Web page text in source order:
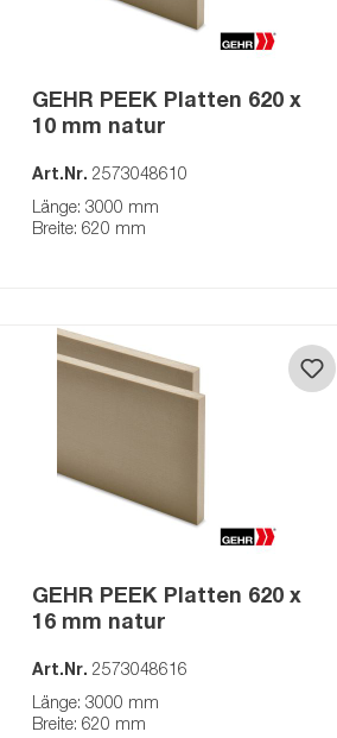
Schweissdraht
GEHR PEEK Platten 620 x
10 mm natur
Art.Nr. 2573048610
Länge: 3000 mm
Breite: 620 mm
GEHR PEEK Platten 620 x
16 mm natur
Art.Nr. 2573048616
Länge: 3000 mm
Breite: 620 mm